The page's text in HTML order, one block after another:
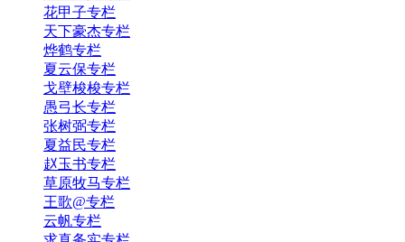
花甲子专栏
天下豪杰专栏
烨鹤专栏
夏云保专栏
戈壁梭梭专栏
愚弓长专栏
张树弼专栏
夏益民专栏
赵玉书专栏
草原牧马专栏
王歌@专栏
云帆专栏